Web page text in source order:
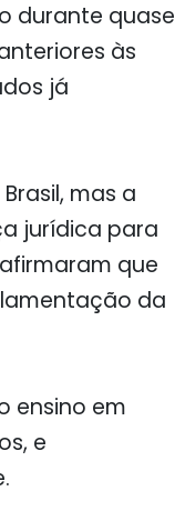
durante quase
às
já
mas a
jurídica para
que
da
ensino em
e